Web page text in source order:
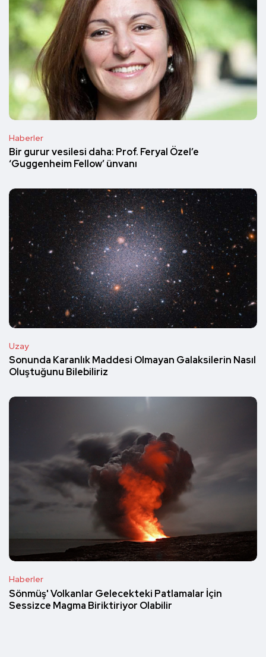
Haberler
Bir gurur vesilesi daha: Prof. Feryal Özel’e
‘Guggenheim Fellow’ ünvanı
Uzay
Sonunda Karanlık Maddesi Olmayan Galaksilerin Nasıl
Oluştuğunu Bilebiliriz
Haberler
Sönmüş' Volkanlar Gelecekteki Patlamalar İçin
Sessizce Magma Biriktiriyor Olabilir